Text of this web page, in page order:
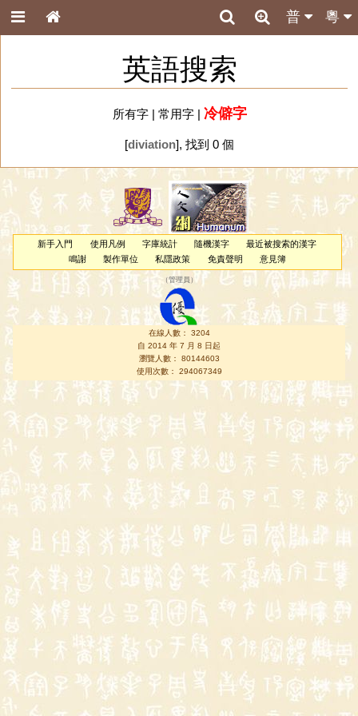
粵
普
英語搜索
所有字| 常用字| 冷僻字
[diviation], 找到 0 個
新手入門 使用凡例 字庫統計 隨機漢字
最近被搜索的漢字
鳴謝
製作單位 私隱政策 免責聲明 意見簿
（管理員 ）
在線人數： 3204
自 2014 年 7 月 8 日起
瀏覽人數： 80144603
使用次數： 294067349